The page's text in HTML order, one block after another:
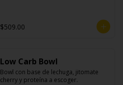
$509.00
Low Carb Bowl
Bowl con base de lechuga, jitomate
cherry y proteína a escoger.